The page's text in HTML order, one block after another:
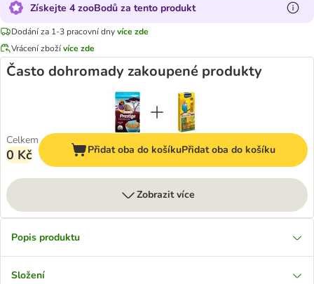
Získejte 4 zooBodů za tento produkt
Dodání za 1-3 pracovní dnyvíce zde
Vrácení zbožívíce zde
Často dohromady zakoupené produkty
Celkem
0 Kč Přidat oba do košíkuPřidat oba do košíku
Zobrazit více
Popis produktu
Složení